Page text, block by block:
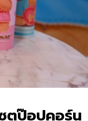
ตป๊อปคอร์น